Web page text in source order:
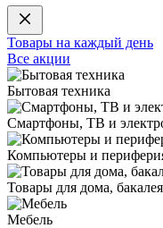
Товары на каждый день
Все акции
Бытовая техника
Смартфоны, ТВ и
Компьютеры и
Товары для дома, бакалея
Мебель